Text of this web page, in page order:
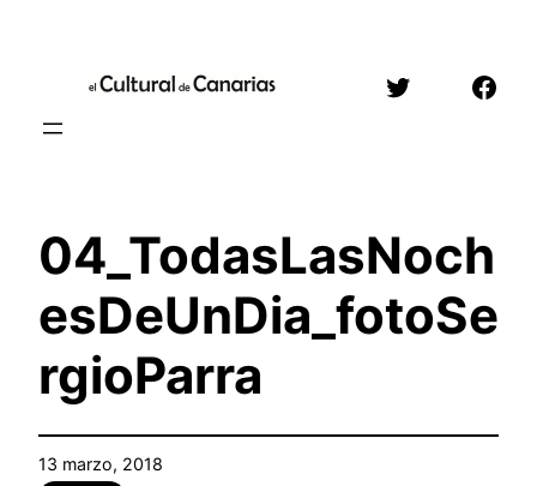
contenido
Twitter
04_TodasLasNoch
esDeUnDia_fotoSe
rgioParra
13 marzo, 2018